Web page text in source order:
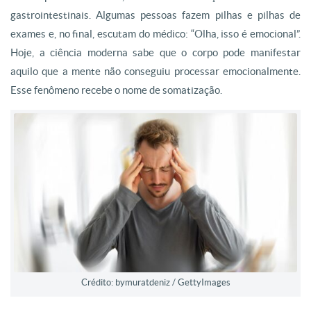
gastrointestinais. Algumas pessoas fazem pilhas e pilhas de
exames e, no final, escutam do médico: “Olha, isso é emocional”.
Hoje, a ciência moderna sabe que o corpo pode manifestar
aquilo que a mente não conseguiu processar emocionalmente.
Esse fenômeno recebe o nome de somatização.
Crédito: bymuratdeniz / GettyImages